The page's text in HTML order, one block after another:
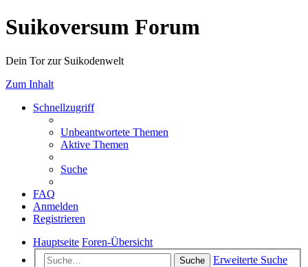
Suikoversum Forum
Dein Tor zur Suikodenwelt
Zum Inhalt
Schnellzugriff
Unbeantwortete Themen
Aktive Themen
Suche
FAQ
Anmelden
Registrieren
Hauptseite Foren-Übersicht
Suche
Erweiterte Suche